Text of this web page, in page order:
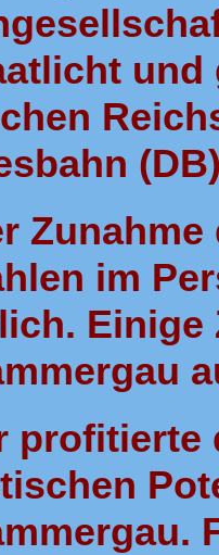
und
im
Einige
profitierte